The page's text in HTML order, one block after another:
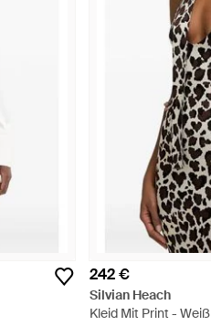
242 €
Silvian Heach
Kleid Mit Print - Weiß